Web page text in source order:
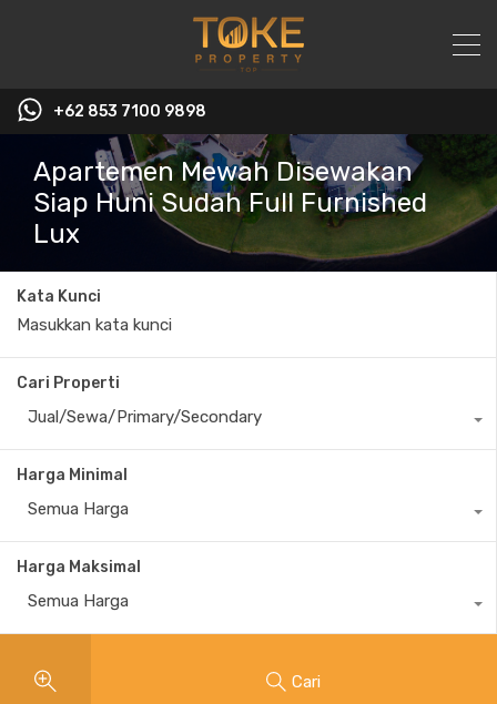
+62 853 7100 9898‬
Apartemen Mewah Disewakan
Siap Huni Sudah Full Furnished
Lux
Kata Kunci
Cari Properti
Jual/Sewa/Primary/Secondary
Harga Minimal
Semua Harga
Harga Maksimal
Semua Harga
Cari